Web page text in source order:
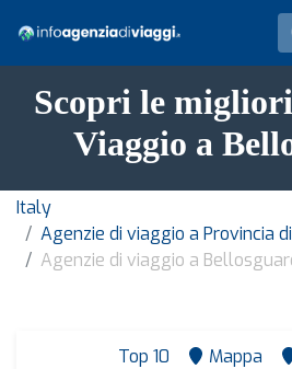
Scopri le
Viaggio a
Italy
Agenzie di viaggio a Provincia
Agenzie di viaggio a
Top 10 Mappa